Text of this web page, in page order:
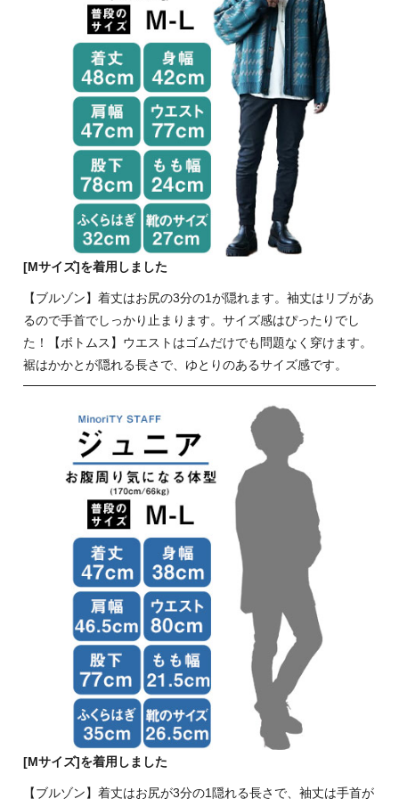
[Mサイズ]を着用しました
【ブルゾン】着丈はお尻の3分の1が隠れます。袖丈はリブがあ
るので手首でしっかり止まります。サイズ感はぴったりでし
た！【ボトムス】ウエストはゴムだけでも問題なく穿けます。
裾はかかとが隠れる長さで、ゆとりのあるサイズ感です。
[Mサイズ]を着用しました
【ブルゾン】着丈はお尻が3分の1隠れる長さで、袖丈は手首が